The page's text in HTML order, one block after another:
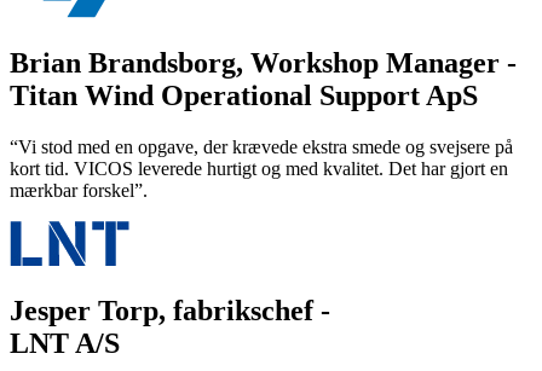
Brian Brandsborg, Workshop Manager -
Titan Wind Operational Support ApS
“Vi stod med en opgave, der krævede ekstra smede og svejsere på
kort tid. VICOS leverede hurtigt og med kvalitet. Det har gjort en
mærkbar forskel”.
Jesper Torp, fabrikschef -
LNT A/S